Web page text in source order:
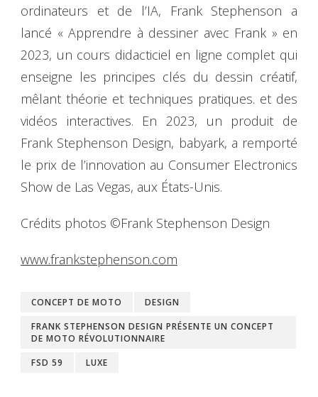
ordinateurs et de l’IA, Frank Stephenson a
lancé « Apprendre à dessiner avec Frank » en
2023, un cours didacticiel en ligne complet qui
enseigne les principes clés du dessin créatif,
mêlant théorie et techniques pratiques. et des
vidéos interactives. En 2023, un produit de
Frank Stephenson Design, babyark, a remporté
le prix de l’innovation au Consumer Electronics
Show de Las Vegas, aux États-Unis.
Crédits photos ©Frank Stephenson Design
www.frankstephenson.com
CONCEPT DE MOTO
DESIGN
FRANK STEPHENSON DESIGN PRÉSENTE UN CONCEPT
DE MOTO RÉVOLUTIONNAIRE
FSD 59
LUXE